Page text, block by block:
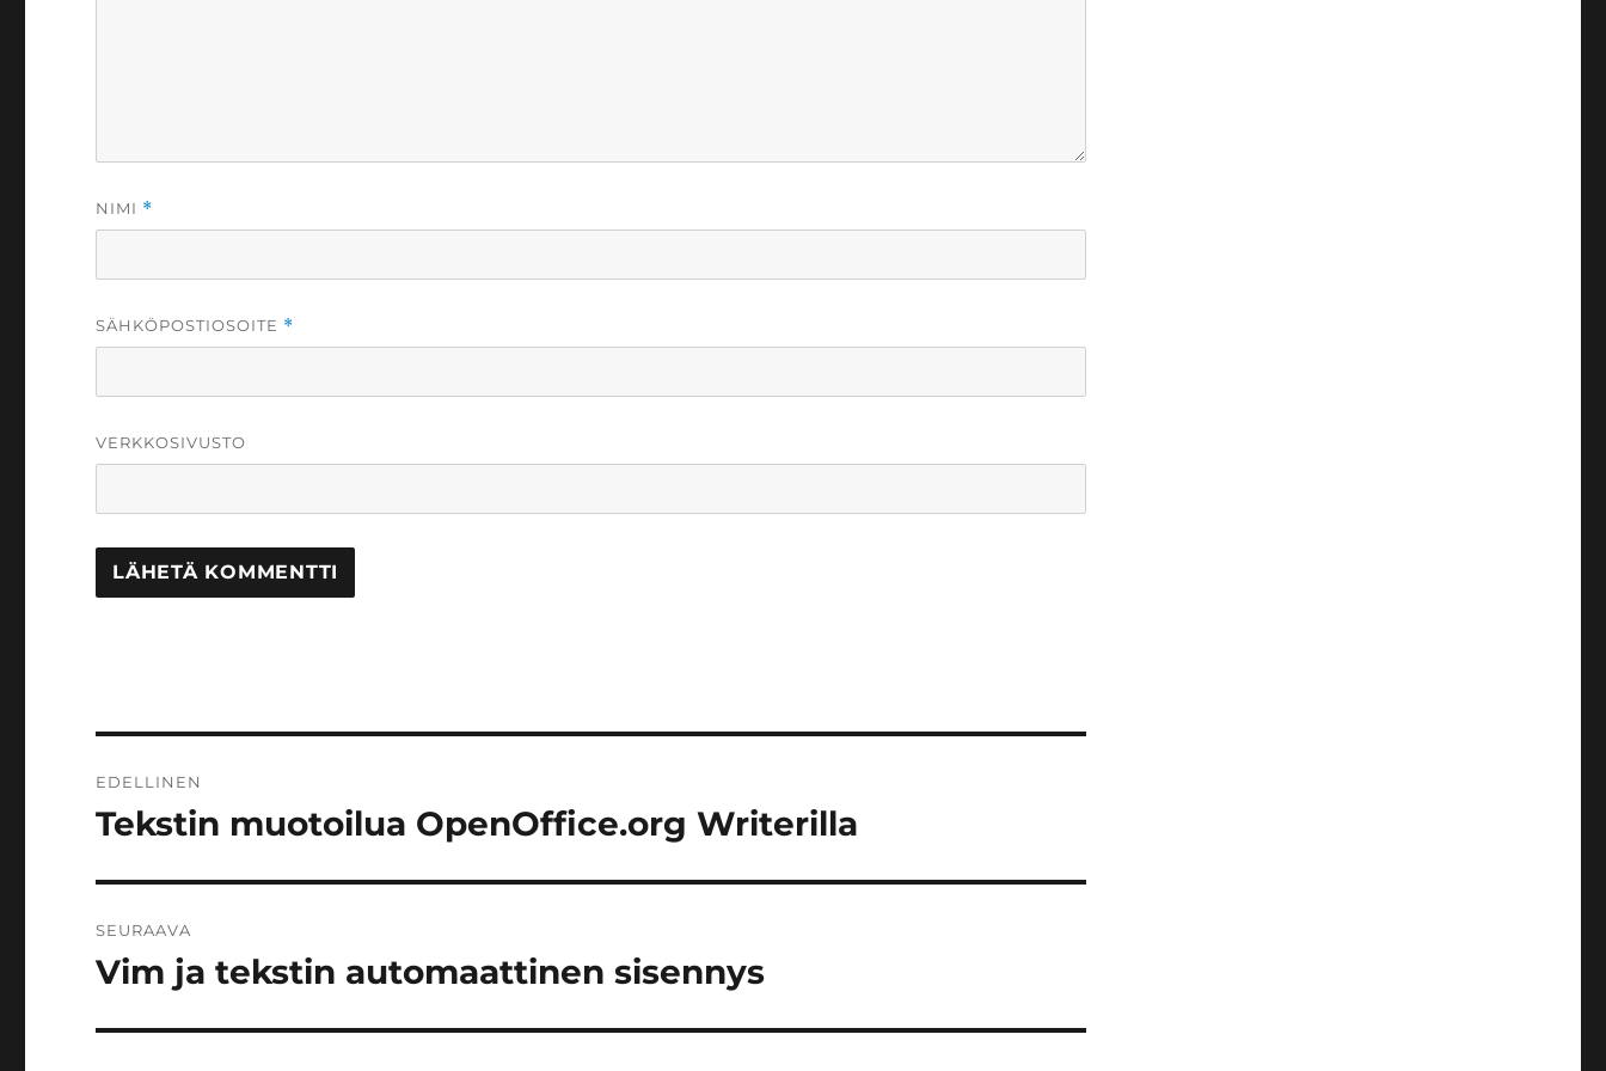
NIMI *
SÄHKÖPOSTIOSOITE *
VERKKOSIVUSTO
selaus
EDELLINEN
Edellinen
Tekstin muotoilua OpenOffice.org Writerilla
SEURAAVA
Seuraava
Vim ja tekstin automaattinen sisennys